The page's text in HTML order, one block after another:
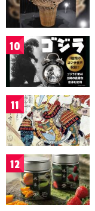
10
11
12